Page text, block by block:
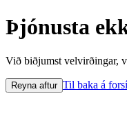
Þjónusta
Við biðjumst velvirðingar,
Reyna aftur Til baka á